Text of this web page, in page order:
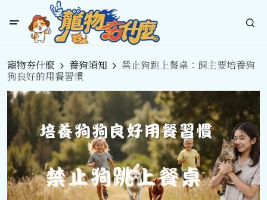
寵物夯什麼 養狗須知
禁止狗跳上餐桌：飼主要培養狗
狗良好的用餐習慣